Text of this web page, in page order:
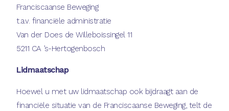
Franciscaanse Beweging
t.a.v. financiële administratie
Van der Does de Willeboissingel 11
5211 CA ’s-Hertogenbosch
Lidmaatschap
Hoewel u met uw lidmaatschap ook bijdraagt aan de
financiële situatie van de Franciscaanse Beweging, telt de